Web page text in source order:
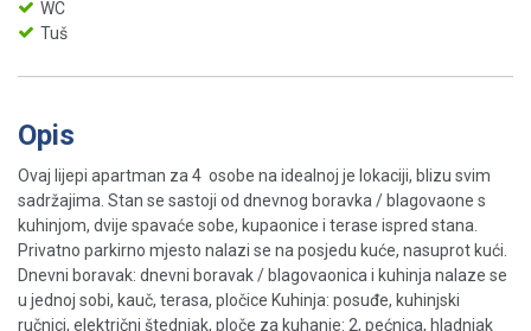
WC
Tuš
Opis
Ovaj lijepi apartman za 4 osobe na idealnoj je lokaciji, blizu svim
sadržajima. Stan se sastoji od dnevnog boravka / blagovaone s
kuhinjom, dvije spavaće sobe, kupaonice i terase ispred stana.
Privatno parkirno mjesto nalazi se na posjedu kuće, nasuprot kući.
Dnevni boravak: dnevni boravak / blagovaonica i kuhinja nalaze se
u jednoj sobi, kauč, terasa, pločice Kuhinja: posuđe, kuhinjski
ručnici, električni štednjak, ploče za kuhanje: 2, pećnica, hladnjak